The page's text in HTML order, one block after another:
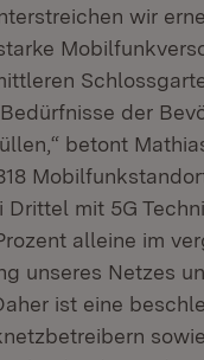
wir
der
betont
Fenster)
318
mit 5G
alleine im
unseres Netzes
ist eine